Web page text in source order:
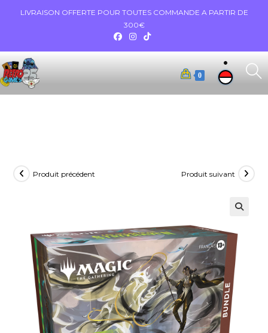
LIVRAISON OFFERTE POUR TOUTES COMMANDE A PARTIR DE
300€
0
Produit précédent Produit suivant